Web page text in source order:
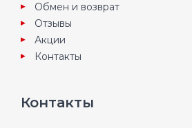
Обмен и возврат
Отзывы
Акции
Контакты
Контакты